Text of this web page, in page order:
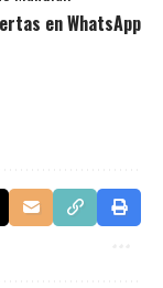
en WhatsApp